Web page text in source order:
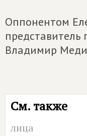
Оппонентом
представитель
Владимир
См. также
лица